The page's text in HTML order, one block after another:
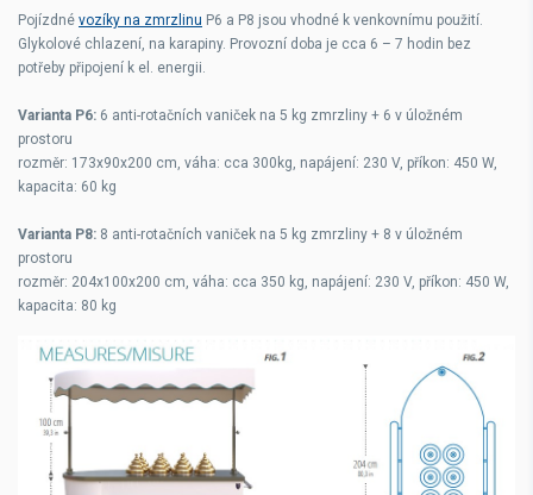
Pojízdné vozíky na zmrzlinu P6 a P8 jsou vhodné k venkovnímu použití.
Glykolové chlazení, na karapiny. Provozní doba je cca 6 – 7 hodin bez
potřeby připojení k el. energii.
Varianta P6: 6 anti-rotačních vaniček na 5 kg zmrzliny + 6 v úložném
prostoru
rozměr: 173x90x200 cm, váha: cca 300kg, napájení: 230 V, příkon: 450 W,
kapacita: 60 kg
Varianta P8: 8 anti-rotačních vaniček na 5 kg zmrzliny + 8 v úložném
prostoru
rozměr: 204x100x200 cm, váha: cca 350 kg, napájení: 230 V, příkon: 450 W,
kapacita: 80 kg